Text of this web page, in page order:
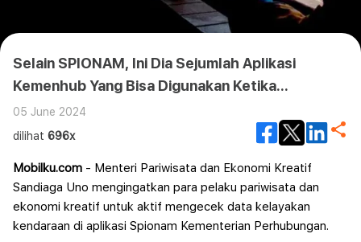
Selain SPIONAM, Ini Dia Sejumlah Aplikasi
Kemenhub Yang Bisa Digunakan Ketika
Bepergian
05 June 2024
dilihat 696x
Mobilku.com - Menteri Pariwisata dan Ekonomi Kreatif
Sandiaga Uno mengingatkan para pelaku pariwisata dan
ekonomi kreatif untuk aktif mengecek data kelayakan
kendaraan di aplikasi Spionam Kementerian Perhubungan.